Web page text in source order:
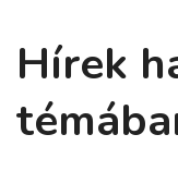
Hírek